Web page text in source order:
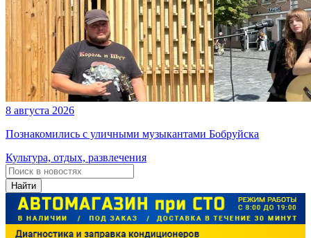
8 августа 2026
Познакомились с уличными музыкантами Бобруйска
Культура, отдых, развлечения
Найти